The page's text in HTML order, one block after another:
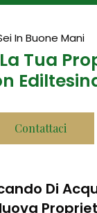
In Buone Mani
Tua
Contattaci
Di